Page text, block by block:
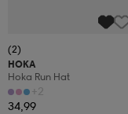
(2)
HOKA
Hoka Run Hat
+2
34,99